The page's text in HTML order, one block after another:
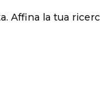
Affina la tua